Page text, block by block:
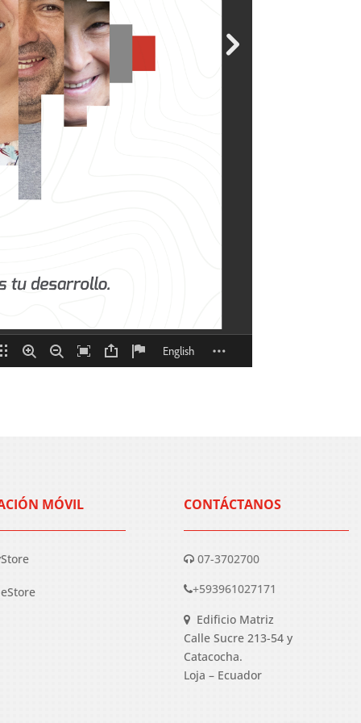
MÓVIL CONTÁCTANOS
07-3702700
+593961027171
Edificio Matriz
Calle Sucre 213-54 y
Catacocha.
Loja – Ecuador